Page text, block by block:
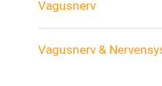
Vagusnerv
Vagusnerv &